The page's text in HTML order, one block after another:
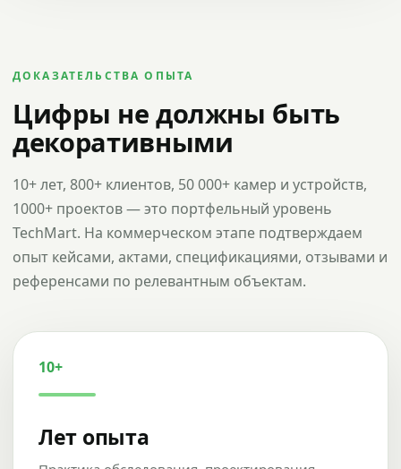
ДОКАЗАТЕЛЬСТВА ОПЫТА
Цифры не должны быть
декоративными
10+ лет, 800+ клиентов, 50 000+ камер и устройств,
1000+ проектов — это портфельный уровень
TechMart. На коммерческом этапе подтверждаем
опыт кейсами, актами, спецификациями, отзывами и
референсами по релевантным объектам.
10+
Лет опыта